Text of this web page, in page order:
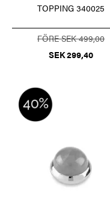
TOPPING 340025
FÖRE SEK 499,00
SEK 299,40